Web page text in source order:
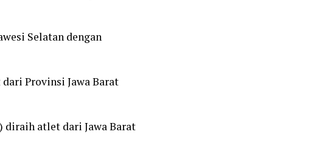
Selatan dengan
Provinsi Jawa Barat
diraih atlet dari Jawa Barat